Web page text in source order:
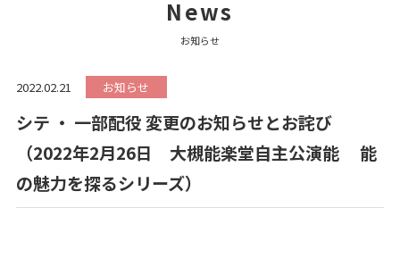
News
お知らせ
2022.02.21 お知らせ
シテ ・ 一部配役 変更のお知らせとお詫び
（2022年2月26日 大槻能楽堂自主公演能 能
の魅力を探るシリーズ）